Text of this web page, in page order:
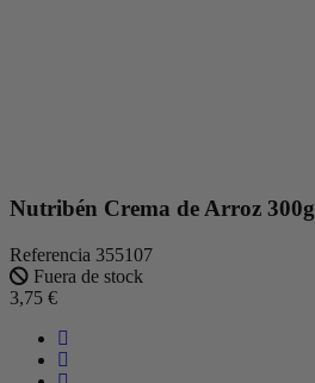
Nutribén Crema de Arroz 300g
Referencia 355107
Fuera de stock
3,75 €